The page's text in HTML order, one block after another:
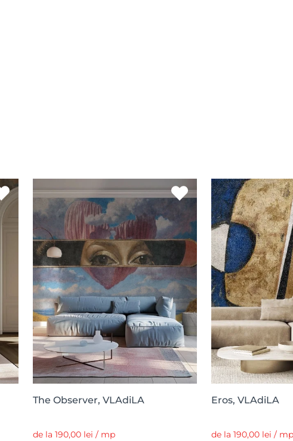
The Observer, VLAdiLA
de la 190,00 lei / mp
Eros, VLAdiLA
de la 190,00 lei / mp